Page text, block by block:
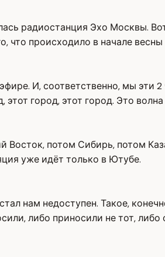
радиостанция Эхо Москвы.
что происходило в начале весны
И, соответственно, мы
город, этот город. Это
Восток, потом Сибирь, потом
уже идёт только в Ютубе.
нам недоступен. Такое,
либо приносили не тот, либо